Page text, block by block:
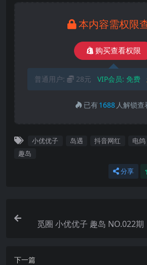
本内容需权限
购买查看权限
普通用户: 28元 VIP会员: 免费
已有1688 人解锁查
小优优子 岛遇 抖音网红 电鸽
趣岛
分享
觅圈 小优优子 趣岛 NO.022期
下一篇